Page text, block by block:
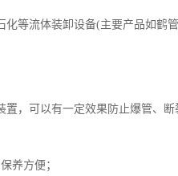
等流体装卸设备(主要产品如鹤
，可以有一定效果防止爆管、
养方便；